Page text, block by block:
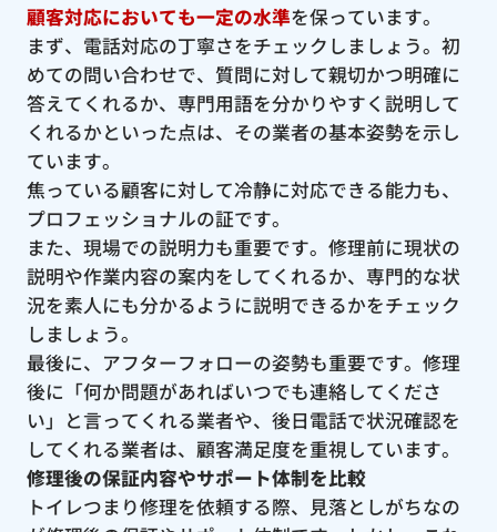
顧客対応においても一定の水準を保っています。
まず、電話対応の丁寧さをチェックしましょう。初
めての問い合わせで、質問に対して親切かつ明確に
答えてくれるか、専門用語を分かりやすく説明して
くれるかといった点は、その業者の基本姿勢を示し
ています。
焦っている顧客に対して冷静に対応できる能力も、
プロフェッショナルの証です。
また、現場での説明力も重要です。修理前に現状の
説明や作業内容の案内をしてくれるか、専門的な状
況を素人にも分かるように説明できるかをチェック
しましょう。
最後に、アフターフォローの姿勢も重要です。修理
後に「何か問題があればいつでも連絡してくださ
い」と言ってくれる業者や、後日電話で状況確認を
してくれる業者は、顧客満足度を重視しています。
修理後の保証内容やサポート体制を比較
トイレつまり修理を依頼する際、見落としがちなの